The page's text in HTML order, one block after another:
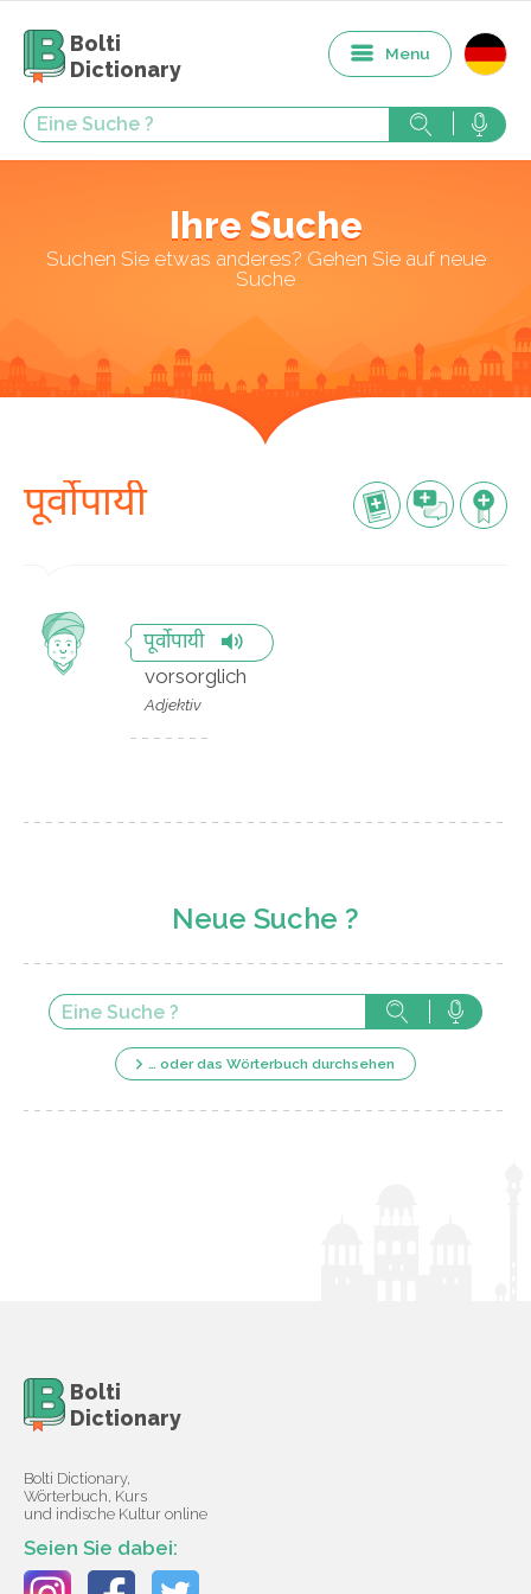
Bolti
Dictionary
Menu
Ihre Suche
Suchen Sie etwas anderes? Gehen Sie auf neue
Suche
पूर्वोपायी
पूर्वोपायी
vorsorglich
Adjektiv
Neue Suche ?
… oder das Wörterbuch durchsehen
Bolti
Dictionary
Bolti Dictionary,
Wörterbuch, Kurs
und indische Kultur online
Seien Sie dabei: